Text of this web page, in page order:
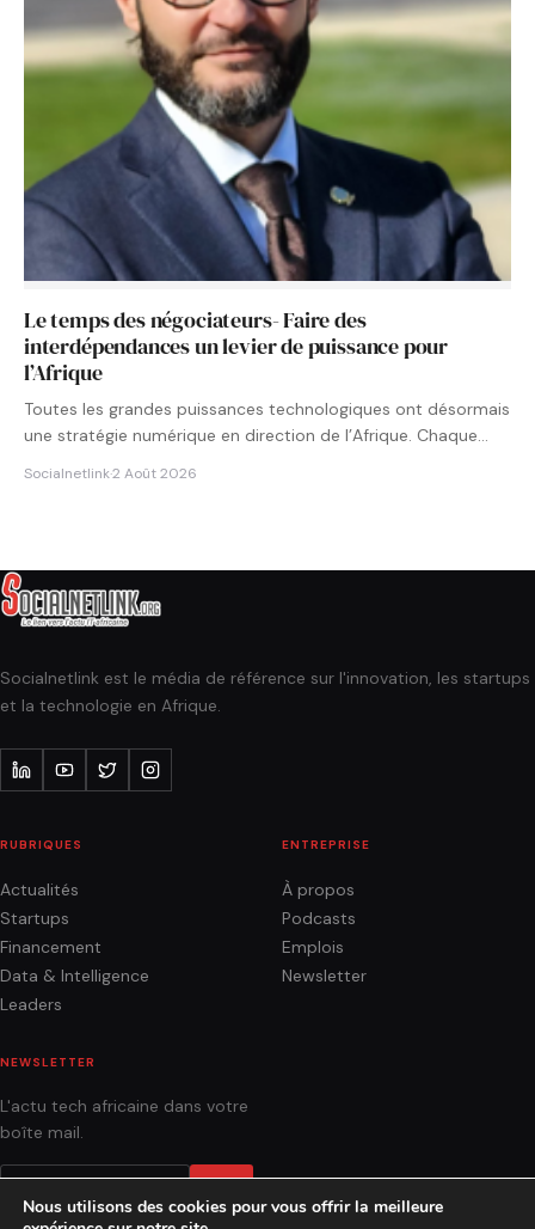
Le temps des négociateurs- Faire des
interdépendances un levier de puissance pour
l’Afrique
Toutes les grandes puissances technologiques ont désormais
une stratégie numérique en direction de l’Afrique. Chaque
Socialnetlink·2 Août 2026
Socialnetlink est le média de référence sur l'innovation, les startups
et la technologie en Afrique.
RUBRIQUES
Actualités
Startups
Financement
Data & Intelligence
Leaders
ENTREPRISE
À propos
Podcasts
Emplois
Newsletter
NEWSLETTER
L'actu tech africaine dans votre
boîte mail.
Nous utilisons des cookies pour vous offrir la meilleure